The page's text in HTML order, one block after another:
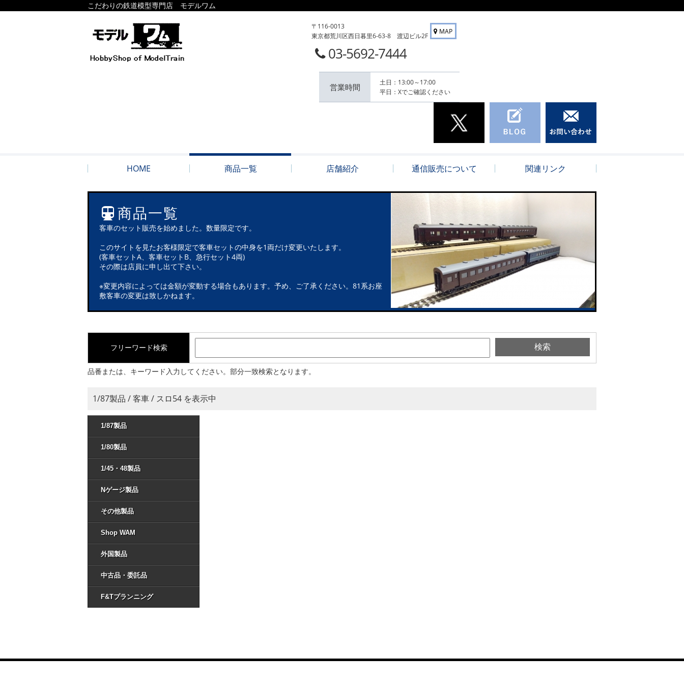
こだわりの鉄道模型専門店 モデルワム
MAP
〒116-0013
東京都荒川区西日暮里6-63-8 渡辺ビル2F
03-5692-7444
営業時間
土日：13:00～17:00
平日：Xでご確認ください
HOME 商品一覧 店舗紹介 通信販売について 関連リンク
商品一覧
客車のセット販売を始めました。数量限定です。
このサイトを見たお客様限定で客車セットの中身を1両だけ変更いたします。
(客車セットA、客車セットB、急行セット4両)
その際は店員に申し出て下さい。
※変更内容によっては金額が変動する場合もあります。予め、ご了承ください。81系お座
敷客車の変更は致しかねます。
フリーワード検索
品番または、キーワード入力してください。部分一致検索となります。
1/87製品 / 客車 / スロ54 を表示中
1/87製品
1/80製品
1/45・48製品
Nゲージ製品
その他製品
Shop WAM
外国製品
中古品・委託品
F&Tプランニング